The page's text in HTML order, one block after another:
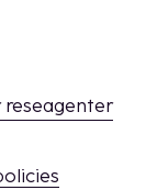
reseagenter